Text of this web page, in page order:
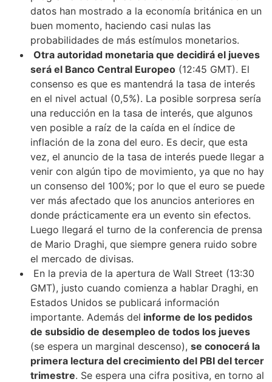
datos han mostrado a la economía británica en un
buen momento, haciendo casi nulas las
probabilidades de más estímulos monetarios.
Otra autoridad monetaria que decidirá el jueves
será el Banco Central Europeo (12:45 GMT). El
consenso es que es mantendrá la tasa de interés
en el nivel actual (0,5%). La posible sorpresa sería
una reducción en la tasa de interés, que algunos
ven posible a raíz de la caída en el índice de
inflación de la zona del euro. Es decir, que esta
vez, el anuncio de la tasa de interés puede llegar a
venir con algún tipo de movimiento, ya que no hay
un consenso del 100%; por lo que el euro se puede
ver más afectado que los anuncios anteriores en
donde prácticamente era un evento sin efectos.
Luego llegará el turno de la conferencia de prensa
de Mario Draghi, que siempre genera ruido sobre
el mercado de divisas.
En la previa de la apertura de Wall Street (13:30
GMT), justo cuando comienza a hablar Draghi, en
Estados Unidos se publicará información
importante. Además del informe de los pedidos
de subsidio de desempleo de todos los jueves
(se espera un marginal descenso), se conocerá la
primera lectura del crecimiento del PBI del tercer
trimestre. Se espera una cifra positiva, en torno al